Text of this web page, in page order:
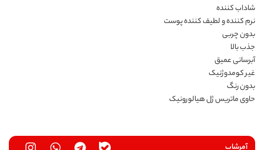
شاداب کننده
نرم کننده و لطیف کننده پوست
بدون چربی
جذب بالا
آبرسانی عمیق
غیر کومدوژنیک
بدون رنگ
حاوی ماتریس ژل هیالورونیک